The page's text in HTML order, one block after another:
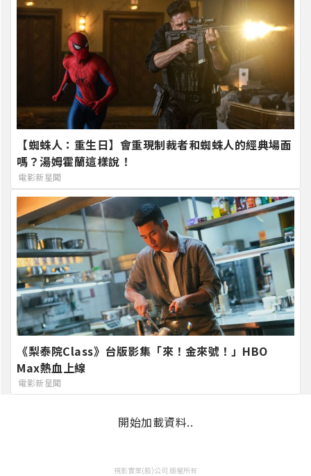
【蜘蛛人：重生日】會重現制裁者和蜘蛛人的經典場面
嗎？湯姆霍蘭這樣說！
電影新星聞
《梨泰院Class》台版影集「來！金來號！」HBO
Max熱血上線
電影新星聞
開始加載資料..
視影實業(股)公司 版權所有